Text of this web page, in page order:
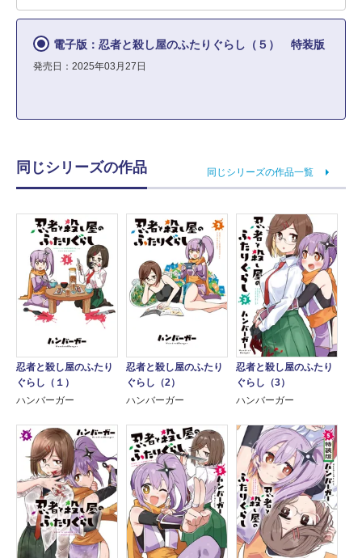
電子版：忍者と殺し屋のふたりぐらし（５） 特装版
発売日：2025年03月27日
同じシリーズの作品 同じシリーズの作品一覧
忍者と殺し屋のふたり
ぐらし（１）
ハンバーガー
忍者と殺し屋のふたり
ぐらし（2）
ハンバーガー
忍者と殺し屋のふたり
ぐらし（3）
ハンバーガー